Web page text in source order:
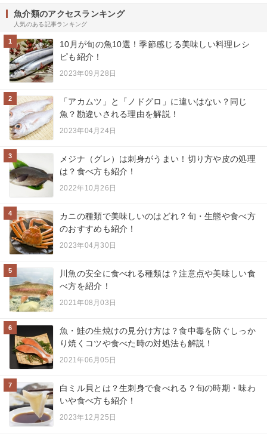
魚介類のアクセスランキング
人気のある記事ランキング
1
10月が旬の魚10選！季節感じる美味しい料理レシ
ピも紹介！
2023年09月28日
2
「アカムツ」と「ノドグロ」に違いはない？同じ
魚？勘違いされる理由を解説！
2023年04月24日
3
メジナ（グレ）は刺身がうまい！切り方や皮の処理
は？食べ方も紹介！
2022年10月26日
4
カニの種類で美味しいのはどれ？旬・生態や食べ方
のおすすめも紹介！
2023年04月30日
5
川魚の安全に食べれる種類は？注意点や美味しい食
べ方を紹介！
2021年08月03日
6
魚・鮭の生焼けの見分け方は？食中毒を防ぐしっか
り焼くコツや食べた時の対処法も解説！
2021年06月05日
7
白ミル貝とは？生刺身で食べれる？旬の時期・味わ
いや食べ方も紹介！
2023年12月25日